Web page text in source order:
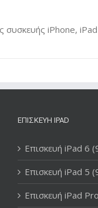
συσκευής iPhone,
ΕΠΙΣΚΕΥΉ IPAD
Επισκευή iPad 6
Επισκευή iPad 5
Επισκευή iPad